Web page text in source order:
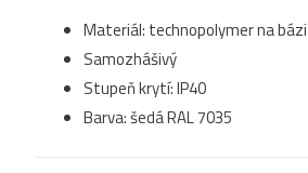
Materiál: technopolymer na bázi
Samozhášivý
Stupeň krytí: IP40
Barva: šedá RAL 7035